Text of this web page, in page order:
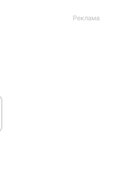
Реклама